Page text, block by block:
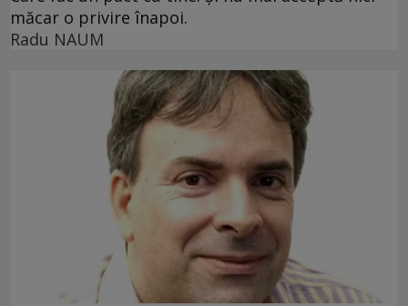
măcar o privire înapoi.
Radu NAUM